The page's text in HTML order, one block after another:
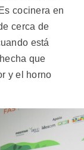
cocinera en
cerca de
está
que
y el horno